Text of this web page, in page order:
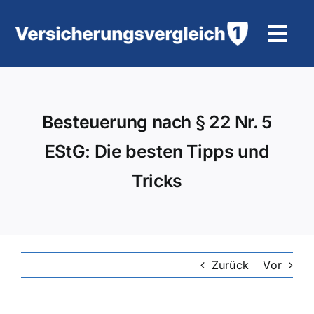
Inhalt
KFZ-Versicherung
Besteuerung nach § 22 Nr. 5
EStG: Die besten Tipps und
Tricks
Zurück Vor